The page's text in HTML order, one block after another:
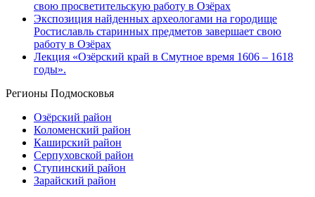
свою просветительскую работу в Озёрах
Экспозиция найденных археологами на городище
Ростиславль старинных предметов завершает свою
работу в Озёрах
Лекция «Озёрский край в Смутное время 1606 – 1618
годы».
Регионы Подмосковья
Озёрский район
Коломенский район
Каширский район
Серпуховской район
Ступинский район
Зарайский район